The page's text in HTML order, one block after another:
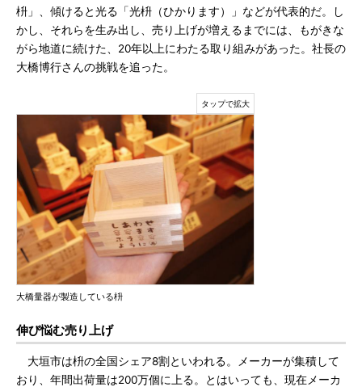
枡」、傾けると光る「光枡（ひかります）」などが代表的だ。し
かし、それらを生み出し、売り上げが増えるまでには、もがきな
がら地道に続けた、20年以上にわたる取り組みがあった。社長の
大橋博行さんの挑戦を追った。
大橋量器が製造している枡
伸び悩む売り上げ
大垣市は枡の全国シェア8割といわれる。メーカーが集積して
おり、年間出荷量は200万個に上る。とはいっても、現在メーカ